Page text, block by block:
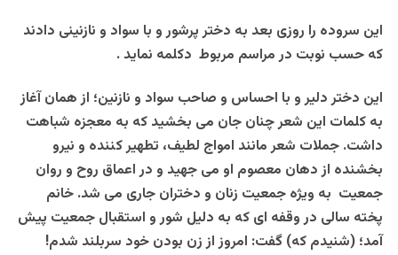
این سروده را روزی بعد به دختر پرشور و با سواد و نازنینی دادند
که حسب نوبت در مراسم مربوط دکلمه نماید .
این دختر دلیر و با احساس و صاحب سواد و نازنین؛ از همان آغاز
به کلمات این شعر چنان جان می بخشید که به معجزه شباهت
داشت. جملات شعر مانند امواج لطیف، تطهیر کننده و نیرو
بخشنده از دهان معصوم او می جهید و در اعماق روح و روان
جمعیت به ویژه جمعیت زنان و دختران جاری می شد. خانم
پخته سالی در وقفه ای که به دلیل شور و استقبال جمعیت پیش
آمد؛ (شنیدم که) گفت: امروز از زن بودن خود سربلند شدم!